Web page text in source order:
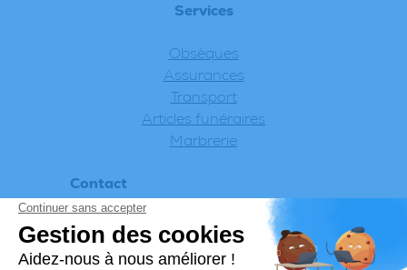
Services
Obsèques
Assurances
Transport
Articles funéraires
Marbrerie
Contact
Appeler 24h/24 - 7j/7